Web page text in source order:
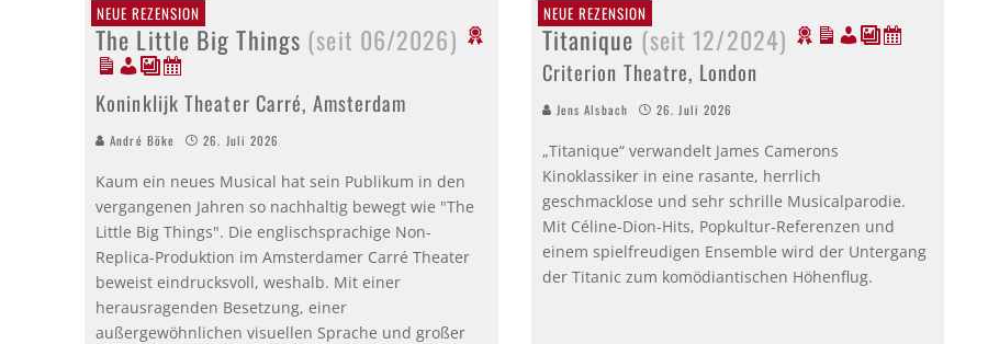
NEUE REZENSION
The Little Big Things (seit 06/2026)
Koninklijk Theater Carré, Amsterdam
André Böke 26. Juli 2026
Kaum ein neues Musical hat sein Publikum in den
vergangenen Jahren so nachhaltig bewegt wie "The
Little Big Things". Die englischsprachige Non-
Replica-Produktion im Amsterdamer Carré Theater
beweist eindrucksvoll, weshalb. Mit einer
herausragenden Besetzung, einer
außergewöhnlichen visuellen Sprache und großer
NEUE REZENSION
Titanique (seit 12/2024)
Criterion Theatre, London
Jens Alsbach 26. Juli 2026
„Titanique“ verwandelt James Camerons
Kinoklassiker in eine rasante, herrlich
geschmacklose und sehr schrille Musicalparodie.
Mit Céline-Dion-Hits, Popkultur-Referenzen und
einem spielfreudigen Ensemble wird der Untergang
der Titanic zum komödiantischen Höhenflug.